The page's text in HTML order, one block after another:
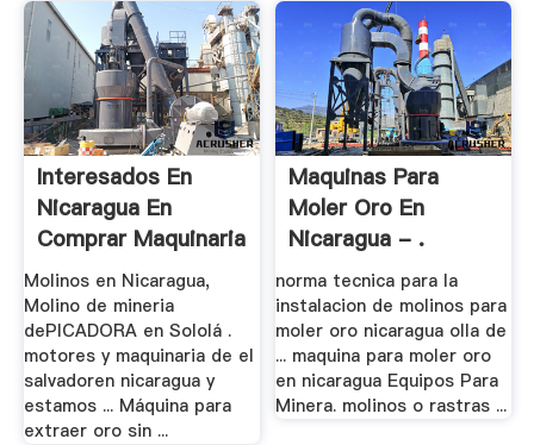
Interesados En
Nicaragua En
Comprar Maquinaria
.
Molinos en Nicaragua,
Molino de mineria
dePICADORA en Sololá .
motores y maquinaria de el
salvadoren nicaragua y
estamos ... Máquina para
extraer oro sin ...
Maquinas Para
Moler Oro En
Nicaragua - .
norma tecnica para la
instalacion de molinos para
moler oro nicaragua olla de
... maquina para moler oro
en nicaragua Equipos Para
Minera. molinos o rastras ...